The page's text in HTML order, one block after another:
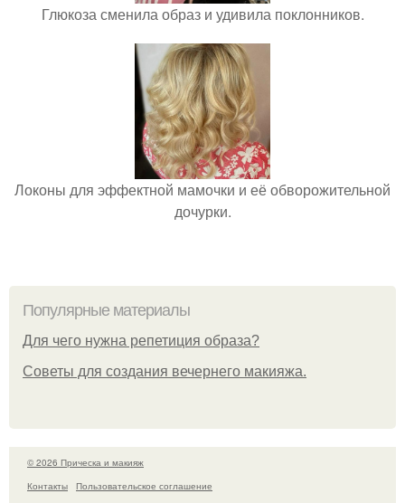
Глюкоза сменила образ и удивила поклонников.
Локоны для эффектной мамочки и её обворожительной
дочурки.
Популярные материалы
Для чего нужна репетиция образа?
Советы для создания вечернего макияжа.
© 2026 Прическа и макияж
Контакты
Пользовательское соглашение